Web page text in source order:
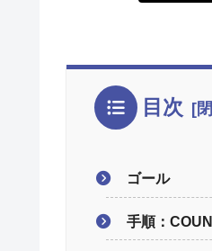
目次
ゴール
手順：